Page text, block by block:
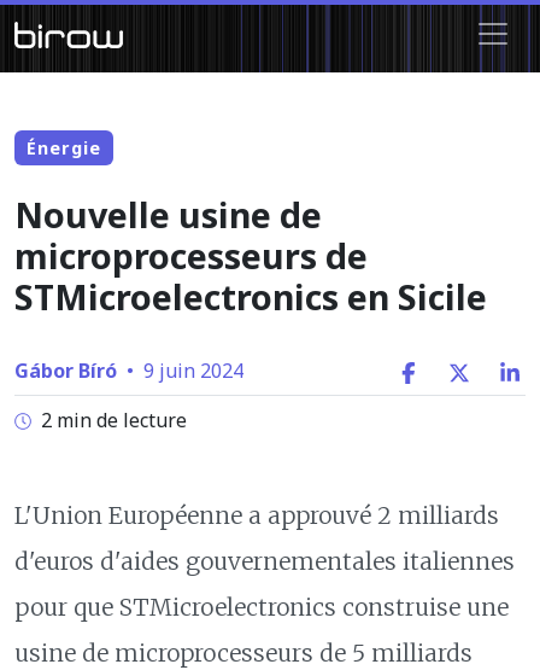
Énergie
Nouvelle usine de
microprocesseurs de
STMicroelectronics en Sicile
Gábor Bíró • 9 juin 2024
2 min de lecture
L'Union Européenne a approuvé 2 milliards
d'euros d'aides gouvernementales italiennes
pour que STMicroelectronics construise une
usine de microprocesseurs de 5 milliards